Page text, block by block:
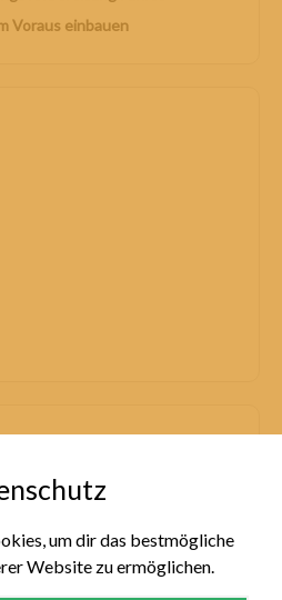
Voraus einbauen
um dir das bestmögliche
Website zu ermöglichen.